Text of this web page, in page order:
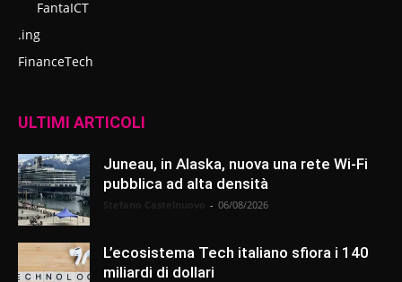
FantaICT
.ing
FinanceTech
ULTIMI ARTICOLI
Juneau, in Alaska, nuova una rete Wi-Fi
pubblica ad alta densità
- 06/08/2026
L’ecosistema Tech italiano sfiora i 140
miliardi di dollari